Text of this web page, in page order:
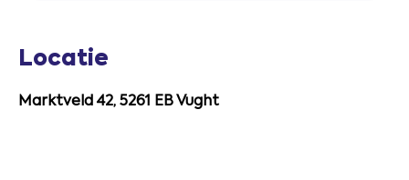
Locatie
Marktveld 42, 5261 EB Vught